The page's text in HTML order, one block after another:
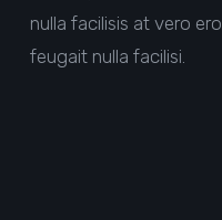
nulla facilisis at vero
feugait nulla facilisi.